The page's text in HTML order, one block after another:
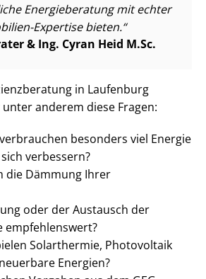
Energieberatung mit echter
Expertise bieten.
& Ing. Cyran Heid M.Sc.
in Laufenburg
anderem diese Fragen:
besonders viel Energie
verbessern?
die Dämmung Ihrer
oder der Austausch der
empfehlenswert?
Solarthermie, Photovoltaik
Energien?